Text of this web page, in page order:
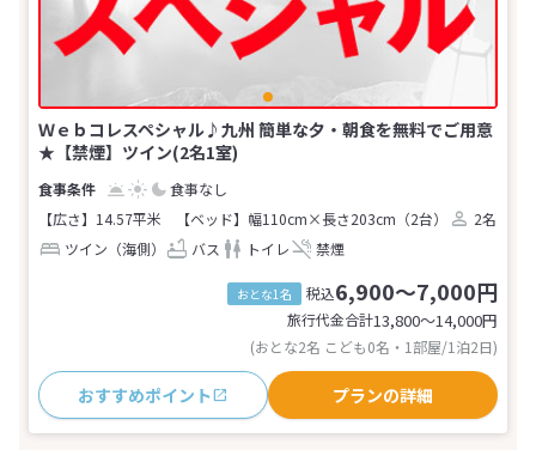
Ｗｅｂコレスペシャル♪九州 簡単な夕・朝食を無料でご用意
★【禁煙】ツイン(2名1室)
食事なし
【広さ】14.57平米
【ベッド】幅110cm×長さ203cm（2台）
2名
ツイン（海側）
バス トイレ 禁煙
おとな1名 税込6,900～7,000円
旅行代金合計13,800〜14,000円
(おとな2名 こども0名・1部屋/1泊2日)
おすすめポイント プランの詳細